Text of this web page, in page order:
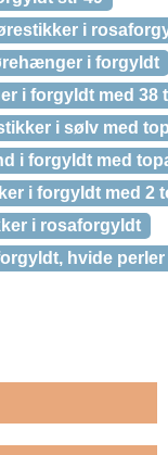
i
i forgyldt
i forgyldt med 38
i sølv med
i forgyldt med
i forgyldt med 2
i rosaforgyldt
hvide perler